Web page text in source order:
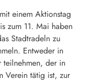
einem Aktionstag
zum 11. Mai haben
Stadtradeln zu
Entweder in
teilnehmen, der in
Verein tätig ist, zur